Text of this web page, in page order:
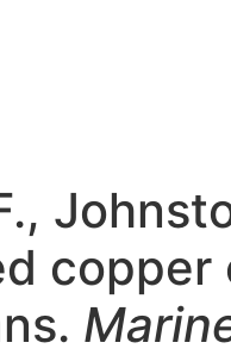
copper